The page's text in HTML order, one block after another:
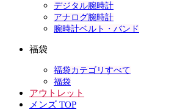
デジタル腕時計
アナログ腕時計
腕時計ベルト・バンド
福袋
福袋カテゴリすべて
福袋
アウトレット
メンズ TOP